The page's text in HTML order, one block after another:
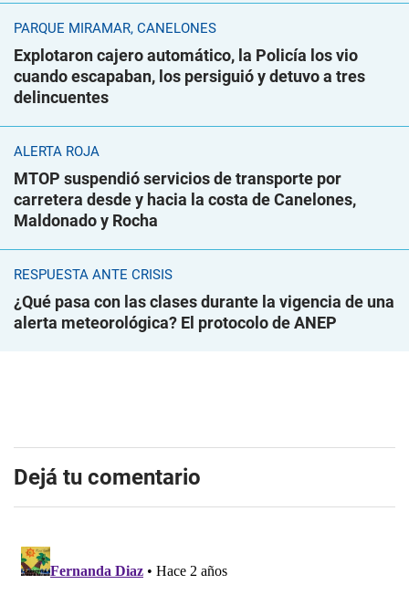
PARQUE MIRAMAR, CANELONES
Explotaron cajero automático, la Policía los vio
cuando escapaban, los persiguió y detuvo a tres
delincuentes
ALERTA ROJA
MTOP suspendió servicios de transporte por
carretera desde y hacia la costa de Canelones,
Maldonado y Rocha
RESPUESTA ANTE CRISIS
¿Qué pasa con las clases durante la vigencia de una
alerta meteorológica? El protocolo de ANEP
Dejá tu comentario